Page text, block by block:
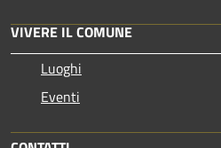
VIVERE IL COMUNE
Luoghi
Eventi